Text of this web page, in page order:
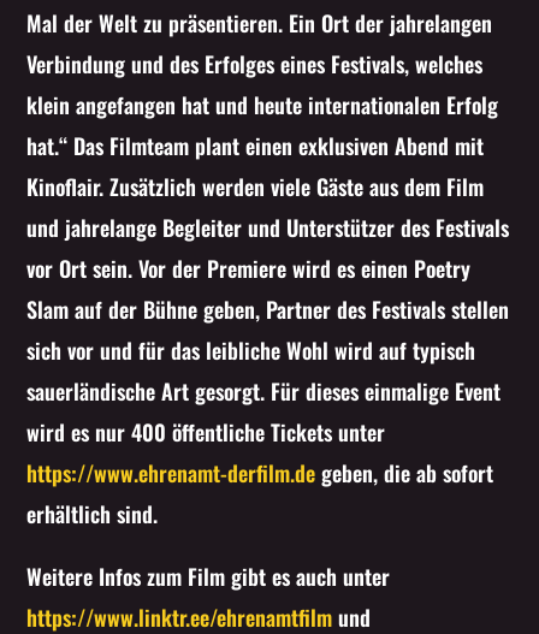
Mal der Welt zu präsentieren. Ein Ort der jahrelangen
Verbindung und des Erfolges eines Festivals, welches
klein angefangen hat und heute internationalen Erfolg
hat.“ Das Filmteam plant einen exklusiven Abend mit
Kinoflair. Zusätzlich werden viele Gäste aus dem Film
und jahrelange Begleiter und Unterstützer des Festivals
vor Ort sein. Vor der Premiere wird es einen Poetry
Slam auf der Bühne geben, Partner des Festivals stellen
sich vor und für das leibliche Wohl wird auf typisch
sauerländische Art gesorgt. Für dieses einmalige Event
wird es nur 400 öffentliche Tickets unter
https://www.ehrenamt-derfilm.degeben, die ab sofort
erhältlich sind.
Weitere Infos zum Film gibt es auch unter
https://www.linktr.ee/ehrenamtfilmund